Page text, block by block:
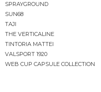
SPRAYGROUND
SUN68
TAJI
THE VERTICALINE
TINTORIA MATTEI
VALSPORT 1920
WEB CUP CAPSULE COLLECTION